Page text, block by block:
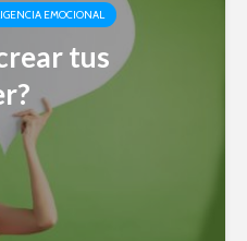
EMOCIONAL
tus